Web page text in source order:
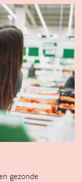
gezonde